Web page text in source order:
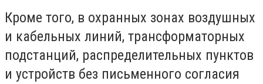
Кроме того, в охранных зонах воздушных
и кабельных линий, трансформаторных
подстанций, распределительных пунктов
и устройств без письменного согласия